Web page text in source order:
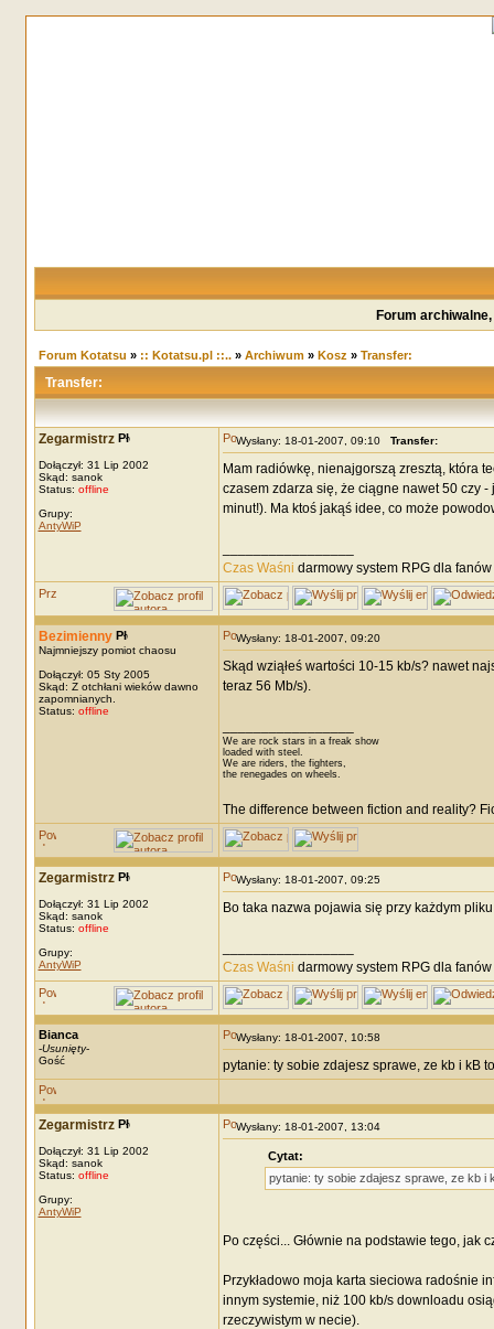
Forum
Forum Kotatsu » :: Kotatsu.pl ::..» Archiwum» Kosz » Transfer:
Transfer:
Zegarmistrz
Dołączył: 31 Lip 2002
Skąd: sanok
Status: offline
Grupy:
AntyWiP
Wysłany: 18-01-2007, 09:10 Transfer:
Mam radiówkę, nienajgorszą zresztą, która
czasem zdarza się, że ciągne nawet 50 czy
minut!). Ma ktoś jakąś idee, co może
Czas Waśni darmowy system RPG dla
Bezimienny
Najmniejszy pomiot chaosu
Dołączył: 05 Sty 2005
Skąd: Z otchłani wieków dawno
zapomnianych.
Status: offline
Wysłany: 18-01-2007, 09:20
Skąd wziąłeś wartości 10-15 kb/s? nawet
teraz 56 Mb/s).
We are rock stars in a freak show
loaded with steel.
We are riders, the fighters,
the renegades on wheels.
The difference between fiction and reality?
Zegarmistrz
Dołączył: 31 Lip 2002
Skąd: sanok
Status: offline
Grupy:
AntyWiP
Wysłany: 18-01-2007, 09:25
Bo taka nazwa pojawia się przy każdym
Czas Waśni darmowy system RPG dla
Bianca
-Usunięty-
Gość
Wysłany: 18-01-2007, 10:58
pytanie: ty sobie zdajesz sprawe, ze kb i kB
Zegarmistrz
Dołączył: 31 Lip 2002
Skąd: sanok
Status: offline
Grupy:
AntyWiP
Wysłany: 18-01-2007, 13:04
Cytat:
pytanie: ty sobie zdajesz sprawe, ze kb i
Po części... Głównie na podstawie tego,
Przykładowo moja karta sieciowa radośnie
innym systemie, niż 100 kb/s downloadu
rzeczywistym w necie).